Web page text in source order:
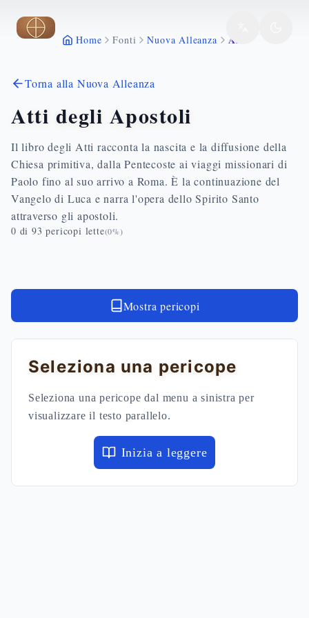
Vai al contenuto principale
Home Fonti Nuova Alleanza Atti
Torna alla Nuova Alleanza
Atti degli Apostoli
Il libro degli Atti racconta la nascita e la diffusione della
Chiesa primitiva, dalla Pentecoste ai viaggi missionari di
Paolo fino al suo arrivo a Roma. È la continuazione del
Vangelo di Luca e narra l'opera dello Spirito Santo
attraverso gli apostoli.
0 di 93 pericopi lette(0%)
Mostra pericopi
Seleziona una pericope
Seleziona una pericope dal menu a sinistra per
visualizzare il testo parallelo.
Inizia a leggere